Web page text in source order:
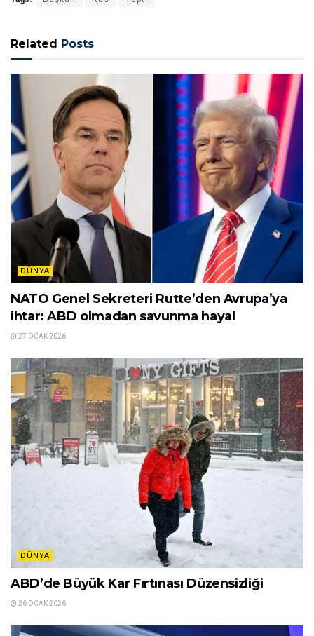
Related Posts
DÜNYA
NATO Genel Sekreteri Rutte’den Avrupa’ya
ihtar: ABD olmadan savunma hayal
27 OCAK 2026
DÜNYA
ABD’de Büyük Kar Fırtınası Düzensizliği
26 OCAK 2026